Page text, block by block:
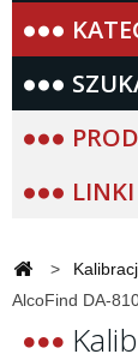
LINKI
>
AlcoFind DA-